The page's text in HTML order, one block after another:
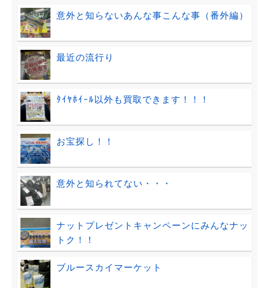
意外と知らないあんな事こんな事（番外編）
最近の流行り
ﾀｲﾔﾎｲｰﾙ以外も買取できます！！！
お宝探し！！
意外と知られてない・・・
ナットプレゼントキャンペーンにみんなナッ
トク！！
ブルースカイマーケット